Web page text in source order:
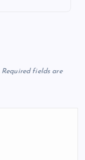
Required fields are